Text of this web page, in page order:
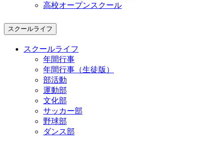
高校オープンスクール
スクールライフ
スクールライフ
年間行事
年間行事（生徒版）
部活動
運動部
文化部
サッカー部
野球部
ダンス部